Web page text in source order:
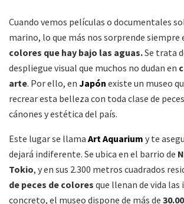
Cuando vemos películas o documentales
marino, lo que más nos sorprende siempre
colores que hay bajo las aguas.Se trata
despliegue visual que muchos no dudan en
arte. Por ello, en Japón existe un museo
recrear esta belleza con toda clase de
cánones y estética del país.
Este lugar se llama Art Aquarium y te
dejará indiferente. Se ubica en el barrio de
Tokio, y en sus 2.300 metros cuadrados
de peces de colores que llenan de vida
concreto, el museo dispone de más de